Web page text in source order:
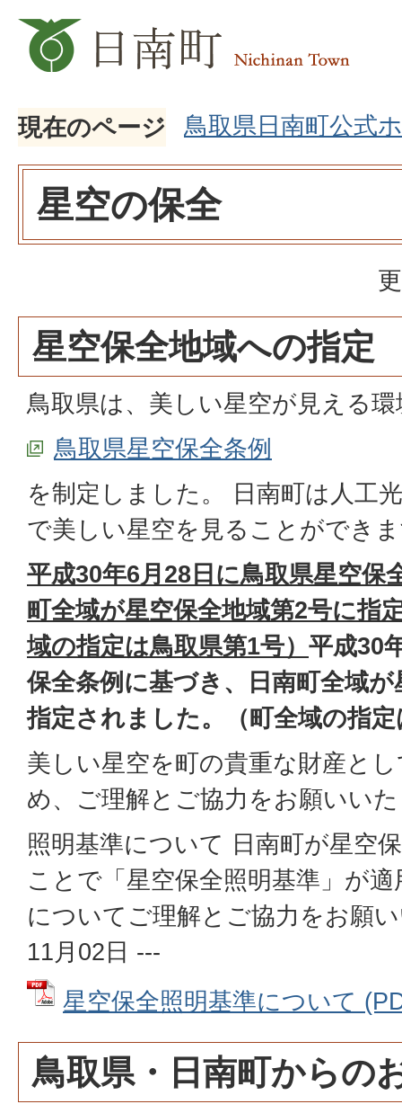
現在のページ 鳥取県日南町公式
星空の保全
星空保全地域への指定
鳥取県は、美しい星空が見える
鳥取県星空保全条例
を制定しました。 日南町は人工
で美しい星空を見ることができ
平成30年6月28日に鳥取県星空保
町全域が星空保全地域第2号に指
域の指定は鳥取県第1号） 平成30
保全条例に基づき、日南町全域
指定されました。（町全域の指
美しい星空を町の貴重な財産と
め、ご理解とご協力をお願いい
照明基準について 日南町が星空
ことで「星空保全照明基準」が
についてご理解とご協力をお願
11月02日 ---
星空保全照明基準について
鳥取県・日南町からの